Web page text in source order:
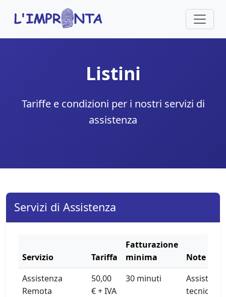
Listini
Tariffe e condizioni per i nostri servizi di
assistenza
Servizi di Assistenza
Servizio Tariffa
Fatturazione
minima
Note
Assistenza
Remota
50,00
€ + IVA
30 minuti
Assistenza
tecnica a